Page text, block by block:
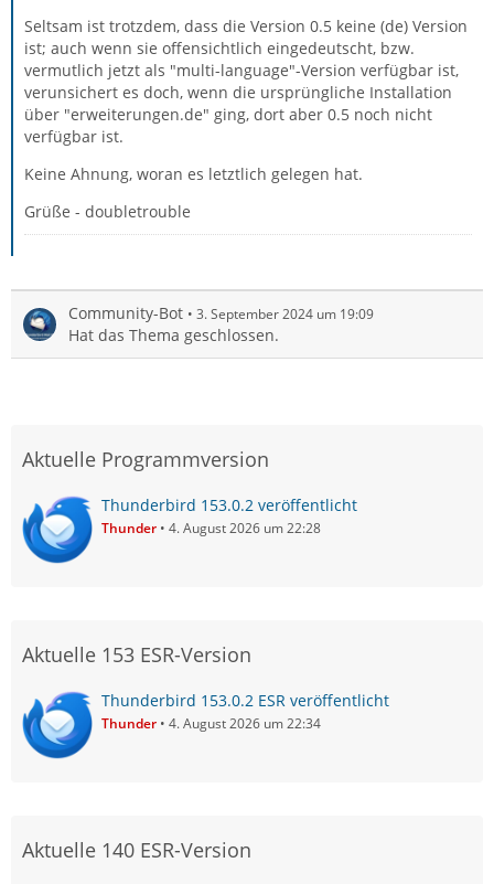
Seltsam ist trotzdem, dass die Version 0.5 keine (de) Version
ist; auch wenn sie offensichtlich eingedeutscht, bzw.
vermutlich jetzt als "multi-language"-Version verfügbar ist,
verunsichert es doch, wenn die ursprüngliche Installation
über "erweiterungen.de" ging, dort aber 0.5 noch nicht
verfügbar ist.
Keine Ahnung, woran es letztlich gelegen hat.
Grüße - doubletrouble
Community-Bot 3. September 2024 um 19:09
Hat das Thema geschlossen.
Aktuelle Programmversion
Thunderbird 153.0.2 veröffentlicht
Thunder 4. August 2026 um 22:28
Aktuelle 153 ESR-Version
Thunderbird 153.0.2 ESR veröffentlicht
Thunder 4. August 2026 um 22:34
Aktuelle 140 ESR-Version